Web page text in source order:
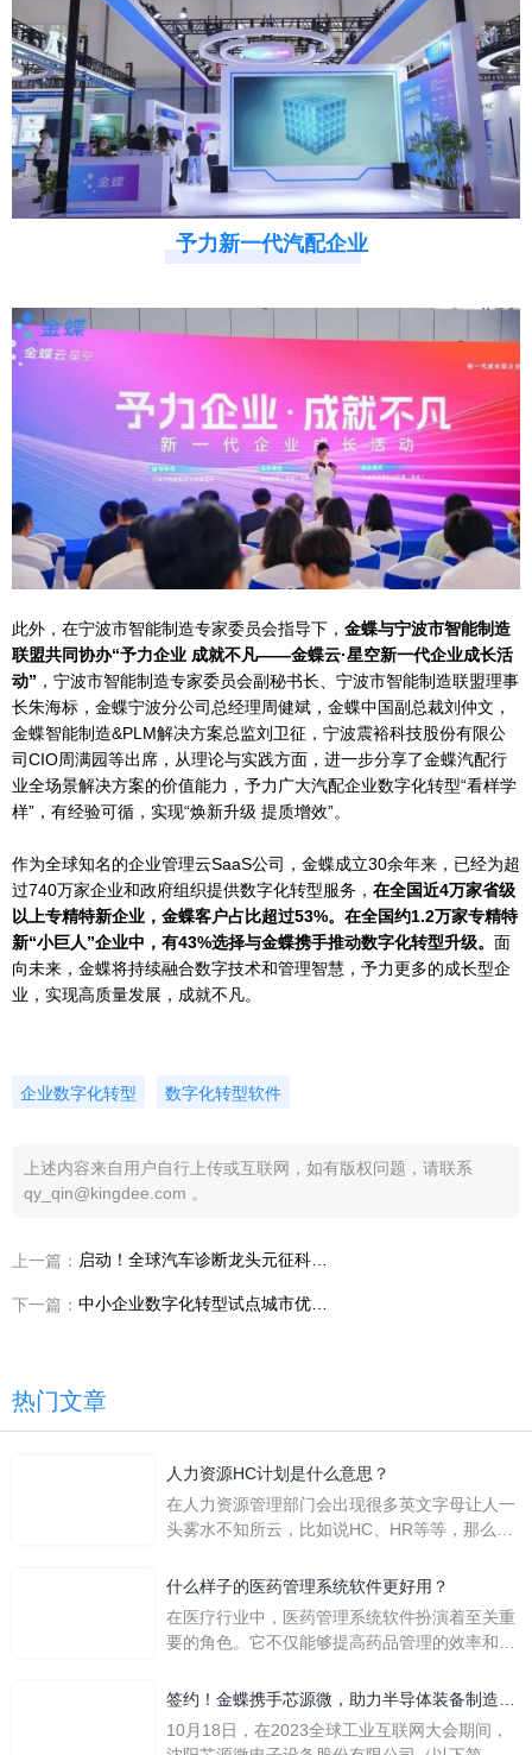
予力新一代汽配企业
此外，在宁波市智能制造专家委员会指导下， 金蝶与宁波市智能制造
联盟共同协办“予力企业 成就不凡——金蝶云·星空新一代企业成长活
动” ，宁波市智能制造专家委员会副秘书长、宁波市智能制造联盟理事
长朱海标，金蝶宁波分公司总经理周健斌，金蝶中国副总裁刘仲文，
金蝶智能制造&PLM解决方案总监刘卫征，宁波震裕科技股份有限公
司CIO周满园等出席，从理论与实践方面，进一步分享了金蝶汽配行
业全场景解决方案的价值能力，予力广大汽配企业数字化转型“看样学
样”，有经验可循，实现“焕新升级 提质增效”。
作为全球知名的企业管理云SaaS公司，金蝶成立30余年来，已经为超
过740万家企业和政府组织提供数字化转型服务， 在全国近4万家省级
以上专精特新企业，金蝶客户占比超过53%。在全国约1.2万家专精特
新“小巨人”企业中，有43%选择与金蝶携手推动数字化转型升级。 面
向未来，金蝶将持续融合数字技术和管理智慧，予力更多的成长型企
业，实现高质量发展，成就不凡。
企业数字化转型 数字化转型软件
上述内容来自用户自行上传或互联网，如有版权问题，请联系
qy_qin@kingdee.com 。
上一篇：
下一篇：
热门文章
人力资源HC计划是什么意思？
在人力资源管理部门会出现很多英文字母让人一
头雾水不知所云，比如说HC、HR等等，那么它
么呢？
什么样子的医药管理系统软件更好用？
在医疗行业中，医药管理系统软件扮演着至关重
要的角色。它不仅能够提高药品管理的效率和准
一个好用的医药管理系统软件应具备以下特点。
地进行操作。 复杂的
签约！金蝶携手芯源微，助力半导体装备制造领
先企业迈向世界
10月18日，在2023全球工业互联网大会期间，